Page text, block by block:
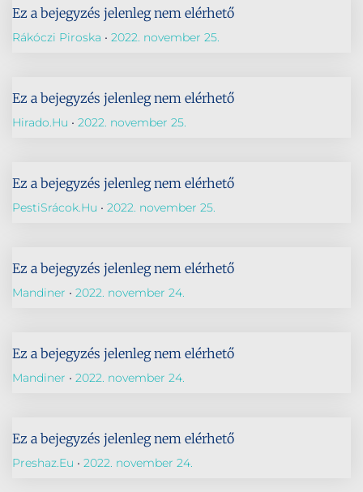
Ez a bejegyzés jelenleg nem elérhető
Rákóczi Piroska 2022. november 25.
Ez a bejegyzés jelenleg nem elérhető
Hirado.hu 2022. november 25.
Ez a bejegyzés jelenleg nem elérhető
PestiSrácok.hu 2022. november 25.
Ez a bejegyzés jelenleg nem elérhető
Mandiner 2022. november 24.
Ez a bejegyzés jelenleg nem elérhető
Mandiner 2022. november 24.
Ez a bejegyzés jelenleg nem elérhető
Preshaz.eu 2022. november 24.